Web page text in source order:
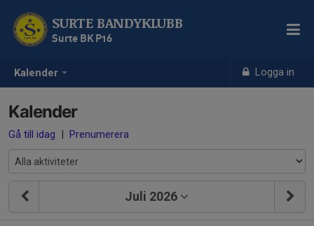
Kalender Logga in
SURTE BANDYKLUBB
Surte BK P16
Kalender
Gå till idag | Prenumerera
Juli 2026